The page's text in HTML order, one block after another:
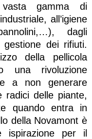
gamma di
all’igiene
dagli
dei rifiuti.
della pellicola
una rivoluzione
a non generare
radici delle piante,
quando entra in
della Novamont è
ispirazione per il